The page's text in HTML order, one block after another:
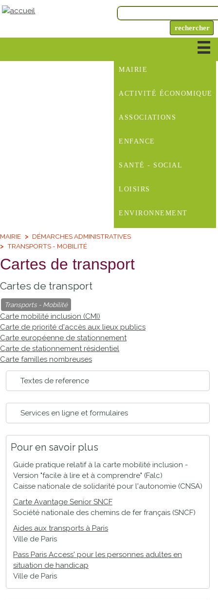
MAIRIE
ACTIVITÉ ÉCONOMIQUE
ASSOCIATIONS
ENFANCE
SANTÉ - SOCIAL
LOISIRS
ENVIRONNEMENT
MAIRIE
DÉMARCHES ADMINISTRATIVES
TRANSPORTS - MOBILITÉ
Cartes de transport
Cartes de transport
Transports - Mobilité
Carte mobilité inclusion (CMI)
Carte de priorité d'accès aux lieux publics
Carte européenne de stationnement
Carte de stationnement résidentiel
Carte familles nombreuses
Textes de reference
Services en ligne et formulaires
Pour en savoir plus
Guide pratique relatif à la carte mobilité inclusion -
Version "facile à lire et à comprendre" (Falc)
Caisse nationale de solidarité pour l'autonomie (CNSA)
Carte Avantage Senior SNCF
Société nationale des chemins de fer français (SNCF)
Aides aux transports à Paris
Ville de Paris
Pass Paris Access' pour les personnes adultes en
situation de handicap
Ville de Paris